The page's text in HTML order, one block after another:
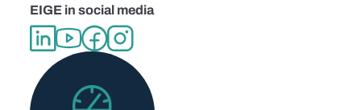
EIGE in social media